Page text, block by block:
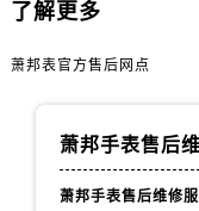
了解更多
萧邦表官方售后网点
萧邦手表售后
萧邦手表售后维修